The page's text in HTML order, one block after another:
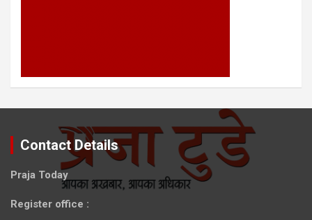
Contact Details
Praja Today
Register office :